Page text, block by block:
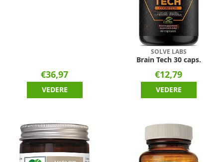
€36,97
VEDERE
SOLVE LABS
Brain Tech 30 caps.
€12,79
VEDERE